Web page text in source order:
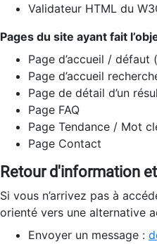
Validateur HTML du
Pages du site ayant fait
Page d’accueil / défaut
Page d’accueil
Page de détail d’un
Page FAQ
Page Tendance / Mot
Page Contact
Retour d'information
Si vous n’arrivez pas à
orienté vers une alternative
Envoyer un message :